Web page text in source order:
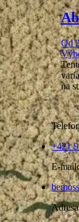
Od
na
+421
E-
Adresa